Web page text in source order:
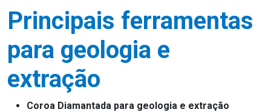
Principais ferramentas
para geologia e
extração
Coroa Diamantada para geologia e extração